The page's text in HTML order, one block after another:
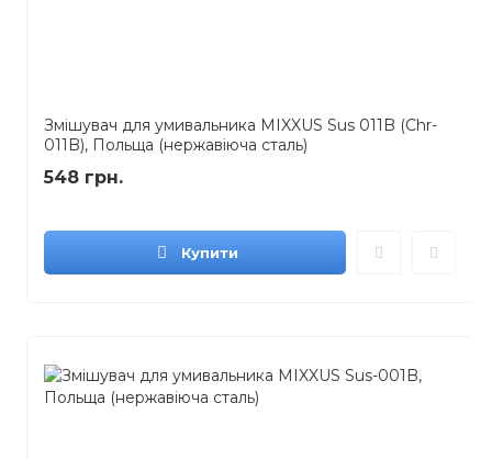
Змішувач для умивальника MIXXUS Sus 011B (Chr-
011B), Польща (нержавіюча сталь)
548 грн.
Купити